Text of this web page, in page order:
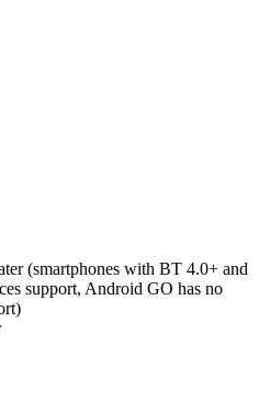
(smartphones with BT 4.0+ and
support, Android GO has no